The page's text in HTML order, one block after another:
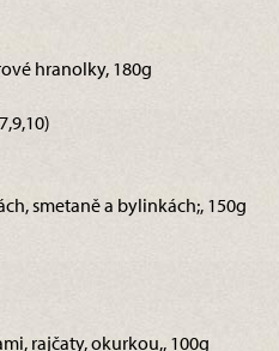
hranolky, 180g
smetaně a bylinkách;, 150g
rajčaty, okurkou,, 100g